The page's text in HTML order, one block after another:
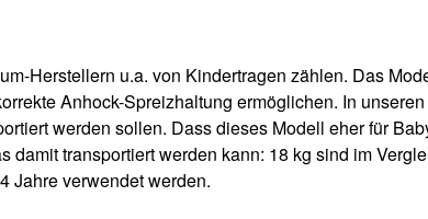
Herstellern u.a. von Kindertragen zählen. Das
Anhock-Spreizhaltung ermöglichen. In
werden sollen. Dass dieses Modell eher für
transportiert werden kann: 18 kg sind im
Jahre verwendet werden.